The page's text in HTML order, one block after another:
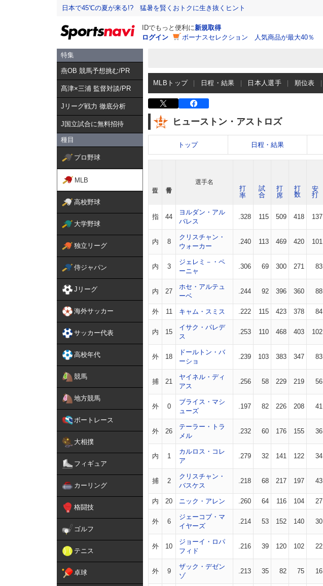
日本で45℃の夏が来る!? 猛暑を賢くおトクに生き抜くヒント
IDでもっと便利に新規取得
ログイン
ボーナスセレクション 人気商品が最大40％
特集
燕OB 競馬予想挑む/PR
髙津×三浦 監督対談/PR
Jリーグ戦力 徹底分析
J国立試合に無料招待
種目
プロ野球
MLB
高校野球
大学野球
独立リーグ
侍ジャパン
Jリーグ
海外サッカー
サッカー代表
高校年代
競馬
地方競馬
ボートレース
大相撲
フィギュア
カーリング
格闘技
ゴルフ
テニス
卓球
MLBトップ 日程・結果 日本人選手 順位表
ヒューストン・アストロズ
トップ 日程・結果
選手名
指 44
ヨルダン・アル
バレス
.328 115 509 418 137
内 8
クリスチャン・
ウォーカー
.240 113 469 420 101
内 3
ジェレミ－・ペ
ーニャ
.306 69 300 271 83
内 27
ホセ・アルテュ
ーベ
.244 92 396 360 88
外 11 キャム・スミス .222 115 423 378 84
内 15
イサク・パレデ
ス
.253 110 468 403 102
外 18
ドールトン・バ
ーショ
.239 103 383 347 83
捕 21
ヤイネル・ディ
アス
.256 58 229 219 56
外 0
ブライス・マシ
ューズ
.197 82 226 208 41
外 26
テーラー・トラ
メル
.232 60 176 155 36
内 1
カルロス・コレ
ア
.279 32 141 122 34
捕 2
クリスチャン・
バスケス
.218 68 217 197 43
内 20 ニック・アレン .260 64 116 104 27
外 6
ジェーコブ・マ
イヤーズ
.214 53 152 140 30
外 10
ジョーイ・ロパ
フィド
.216 39 120 102 22
外 9
ザック・デゼン
ゾ
.213 35 82 75 16